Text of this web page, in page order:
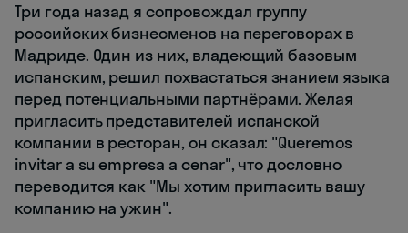
Три года назад я сопровождал группу
российских бизнесменов на переговорах в
Мадриде. Один из них, владеющий базовым
испанским, решил похвастаться знанием языка
перед потенциальными партнёрами. Желая
пригласить представителей испанской
компании в ресторан, он сказал: "Queremos
invitar a su empresa a cenar", что дословно
переводится как "Мы хотим пригласить вашу
компанию на ужин".